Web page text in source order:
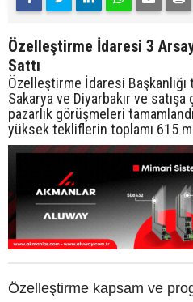
Özelleştirme İdaresi 3
Sattı
Özelleştirme İdaresi
Sakarya ve Diyarbakır ve satışa
pazarlık görüşmeleri
yüksek tekliflerin toplamı 615
Özelleştirme kapsam ve